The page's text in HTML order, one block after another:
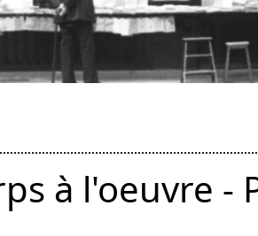
à l'oeuvre -